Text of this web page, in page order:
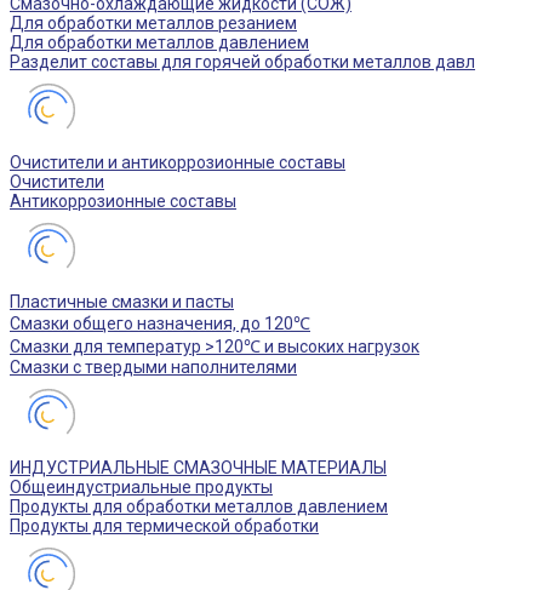
Для обработки металлов резанием
Для обработки металлов давлением
Разделит составы для горячей обработки металлов давл
Очистители и антикоррозионные составы
Очистители
Антикоррозионные составы
Пластичные смазки и пасты
Смазки общего назначения, до 120℃
Смазки для температур >120℃ и высоких нагрузок
Смазки с твердыми наполнителями
ИНДУСТРИАЛЬНЫЕ СМАЗОЧНЫЕ МАТЕРИАЛЫ
Общеиндустриальные продукты
Продукты для обработки металлов давлением
Продукты для термической обработки